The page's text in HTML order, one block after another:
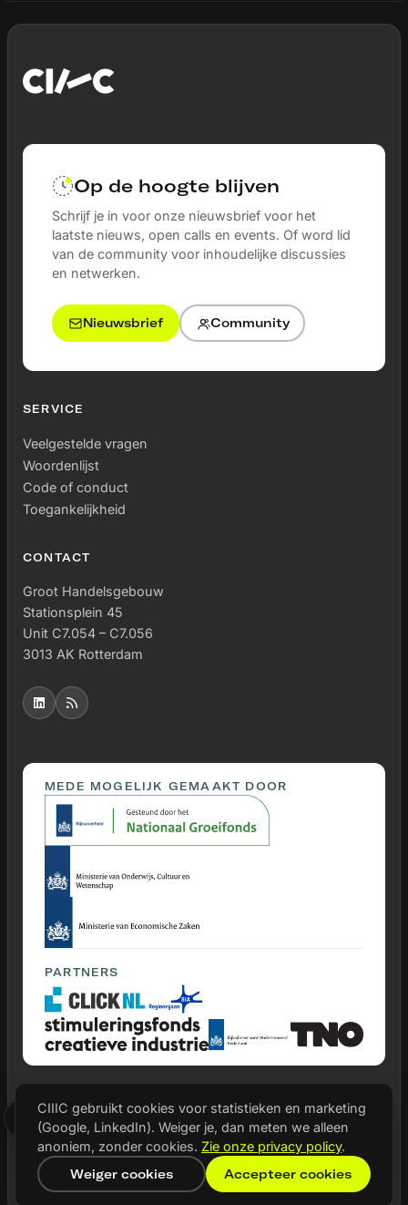
evenementen, incidenten of grootschalige operaties.
Het project onderzoekt de technische en operationele
Op de hoogte blijven
Schrijf je in voor onze nieuwsbrief voor het
laatste nieuws, open calls en events. Of word lid
van de community voor inhoudelijke discussies
en netwerken.
Nieuwsbrief Community
SERVICE
Veelgestelde vragen
Woordenlijst
Code of conduct
Toegankelijkheid
CONTACT
Groot Handelsgebouw
Stationsplein 45
Unit C7.054 – C7.056
3013 AK Rotterdam
MEDE MOGELIJK GEMAAKT DOOR
PARTNERS
© 2026 CIIIC
Privacy statement
Cookie instellingen
EN
CIIIC gebruikt cookies voor statistieken en marketing
(Google, LinkedIn). Weiger je, dan meten we alleen
anoniem, zonder cookies. Zie onze privacy policy.
Weiger cookies Accepteer cookies